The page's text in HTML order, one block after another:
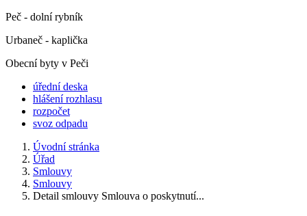
Peč - dolní rybník
Urbaneč - kaplička
Obecní byty v Peči
úřední deska
hlášení rozhlasu
rozpočet
svoz odpadu
Úvodní stránka
Úřad
Smlouvy
Smlouvy
Detail smlouvy Smlouva o poskytnutí...